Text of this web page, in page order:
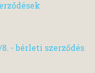
- bérleti szerződés